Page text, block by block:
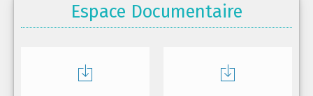
Espace Documentaire